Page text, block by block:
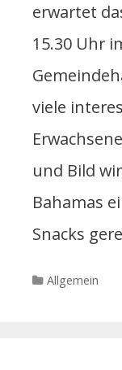
erwartet
15.30 Uhr
viele
und Bild
Bahamas
Snacks
Kategorien
Allgemein